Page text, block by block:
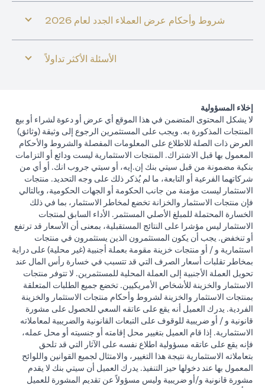
شروط وأحكام عرض العملاء الجدد لعام 2026
الأسئلة الأكثر تداولاً
إخلاء المسؤولية
لا يشكل المحتوى المتضمن في هذا الموقع أي عرض أو دعوة لشراء أو بيع
المنتجات المذكورة به. ويجب على المستثمرين الرجوع إلى وثيقة (وثائق)
العرض ذات الصلة للاطلاع على المعلومات المفصلة والشروط والأحكام
المعمول بها قبل الاشتراك. المنتجات الاستثمارية ليست ودائع أو التزامات
بنكية مضمونة من قبل سيتي بنك إن.إيه، أو سيتي جروب انك. أو أي من
شركاتهما الفرعية أو التابعة، ما لم يُذكر ذلك على وجه التحديد. منتجات
الاستثمار ليست مؤمنة من جانب الحكومة أو الجهات الحكومية، وبالتالي
فإن منتجات الاستثمار والخزانة تخضع لمخاطر الاستثمار، بما في ذلك
الخسارة المحتملة للمبلغ الأصلي المستثمر. الأداء السابق لمنتجات
الاستثمار ليس مؤشرا على النتائج المستقبلية، بمعنى أن الأسعار قد ترتفع
أو تنخفض. يجب أن يكون المستثمرون الذين يستثمرون في منتجات
استثمارية و / أو منتجات خزينة مقومة بعملة أجنبية (غير محلية) على دراية
بمخاطر تقلبات أسعار الصرف التي قد تتسبب في خسارة رأس المال عند
تحويل العملة الأجنبية إلى العملة المحلية للمستثمرين. لا تتوفر منتجات
الاستثمار والخزينة للأشخاص الأمريكيين. تخضع جميع الطلبات المتعلقة
بمنتجات الاستثمار والخزينة لشروط وأحكام منتجات الاستثمار والخزينة
الفردية. يدرك العميل أنه يقع على عاتقه السعي للحصول على مشورة
قانونية و / أو ضريبية للوقوف على التبعات القانونية والضريبية لمعاملاته
الاستثمارية. إذا قام العميل بتغيير محل إقامته أو جنسيته أو محل عمله،
فإنه يقع على عاتقه مسؤولية اطلاع نفسه على الآثار التي قد تلحق
بتعاملاته الاستثمارية نتيجة هذا التغيير، والامتثال لجميع القوانين واللوائح
المعمول بها عند دخولها حيز التنفيذ. يدرك العميل أن سيتي بنك لا يقدم
مشورة قانونية و/أو ضريبية وليس مسؤولاً عن تقديم المشورة للعميل